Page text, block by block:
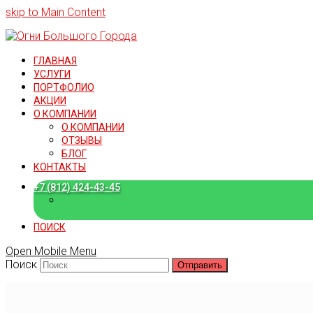
skip to Main Content
ГЛАВНАЯ
УСЛУГИ
ПОРТФОЛИО
АКЦИИ
О КОМПАНИИ
О КОМПАНИИ
ОТЗЫВЫ
БЛОГ
КОНТАКТЫ
+7 (812) 424-43-45
ПОИСК
Open Mobile Menu
Поиск
Отправить